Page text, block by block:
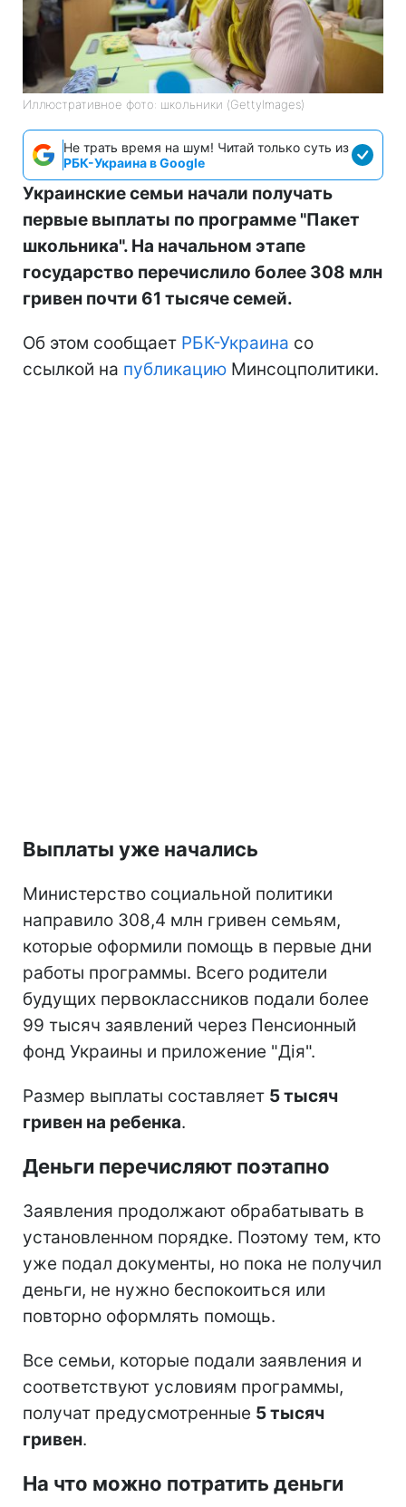
Иллюстративное фото: школьники (GettyImages)
Не трать время на шум! Читай только суть из
РБК-Украина в Google
Украинские семьи начали получать
первые выплаты по программе "Пакет
школьника". На начальном этапе
государство перечислило более 308 млн
гривен почти 61 тысяче семей.
Об этом сообщает РБК-Украина со
ссылкой на публикацию Минсоцполитики.
Выплаты уже начались
Министерство социальной политики
направило 308,4 млн гривен семьям,
которые оформили помощь в первые дни
работы программы. Всего родители
будущих первоклассников подали более
99 тысяч заявлений через Пенсионный
фонд Украины и приложение "Дія".
Размер выплаты составляет 5 тысяч
гривен на ребенка.
Деньги перечисляют поэтапно
Заявления продолжают обрабатывать в
установленном порядке. Поэтому тем, кто
уже подал документы, но пока не получил
деньги, не нужно беспокоиться или
повторно оформлять помощь.
Все семьи, которые подали заявления и
соответствуют условиям программы,
получат предусмотренные 5 тысяч
гривен.
На что можно потратить деньги